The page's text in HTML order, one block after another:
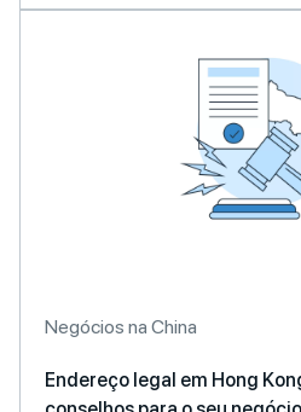
Negócios na China
Endereço legal em Hong